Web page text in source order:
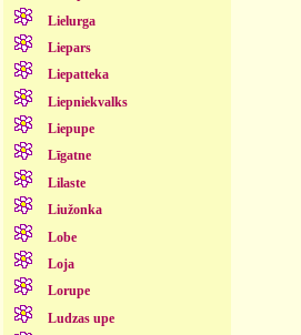
Lielurga
Liepars
Liepatteka
Liepniekvalks
Liepupe
Līgatne
Lilaste
Liužonka
Lobe
Loja
Lorupe
Ludzas upe